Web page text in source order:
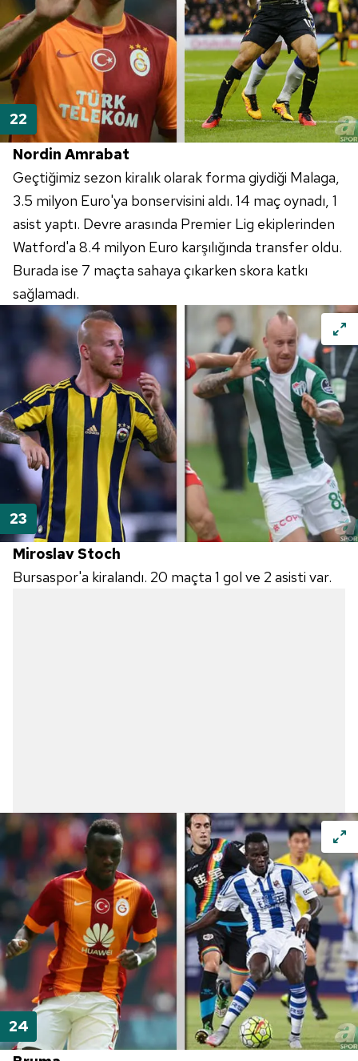
Nordin Amrabat
Geçtiğimiz sezon kiralık olarak forma giydiği Malaga,
3.5 milyon Euro'ya bonservisini aldı. 14 maç oynadı, 1
asist yaptı. Devre arasında Premier Lig ekiplerinden
Watford'a 8.4 milyon Euro karşılığında transfer oldu.
Burada ise 7 maçta sahaya çıkarken skora katkı
sağlamadı.
Miroslav Stoch
Bursaspor'a kiralandı. 20 maçta 1 gol ve 2 asisti var.